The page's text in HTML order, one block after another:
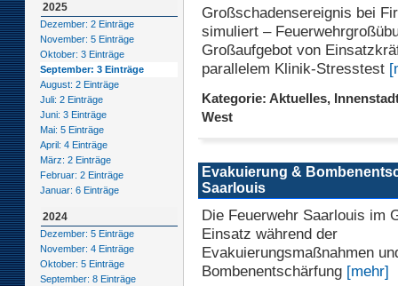
2025
Dezember: 2 Einträge
November: 5 Einträge
Oktober: 3 Einträge
September: 3 Einträge
August: 2 Einträge
Juli: 2 Einträge
Juni: 3 Einträge
Mai: 5 Einträge
April: 4 Einträge
März: 2 Einträge
Februar: 2 Einträge
Januar: 6 Einträge
2024
Dezember: 5 Einträge
November: 4 Einträge
Oktober: 5 Einträge
September: 8 Einträge
Großschadensereignis bei
simuliert –
Großaufgebot von
parallelem Klinik-Stresstest
Kategorie: Aktuelles,
West
Evakuierung &
Saarlouis
Die Feuerwehr Saarlouis im
Einsatz während der
Evakuierungsmaßnahmen
Bombenentschärfung [mehr]